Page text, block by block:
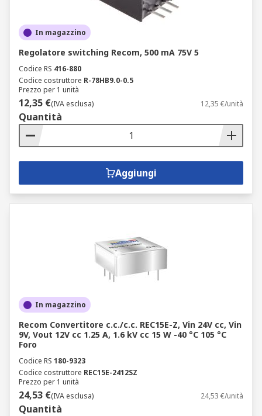
In magazzino
Regolatore switching Recom, 500 mA 75V 5
Codice RS 416-880
Codice costruttore R-78HB9.0-0.5
Prezzo per 1 unità
12,35 €(IVA esclusa) 12,35 €/unità
Quantità
Aggiungi
In magazzino
Recom Convertitore c.c./c.c. REC15E-Z, Vin 24V cc, Vin
9V, Vout 12V cc 1.25 A, 1.6 kV cc 15 W -40 °C 105 °C
Foro
Codice RS 180-9323
Codice costruttore REC15E-2412SZ
Prezzo per 1 unità
24,53 €(IVA esclusa) 24,53 €/unità
Quantità